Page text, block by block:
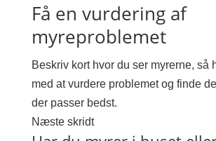
Få en vurdering af
myreproblemet
Beskriv kort hvor du ser myrerne, så
med at vurdere problemet og finde
der passer bedst.
Næste skridt